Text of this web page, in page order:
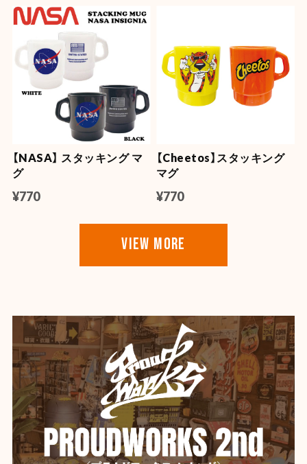
【NASA】 スタッキング マ
グ
¥770
【Cheetos】スタッキング
マグ
¥770
VIEW MORE